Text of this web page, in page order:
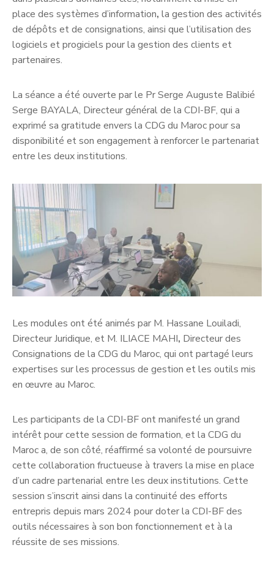
place des systèmes d’information, la gestion des activités
de dépôts et de consignations, ainsi que l’utilisation des
logiciels et progiciels pour la gestion des clients et
partenaires.
La séance a été ouverte par le Pr Serge Auguste Balibié
Serge BAYALA, Directeur général de la CDI-BF, qui a
exprimé sa gratitude envers la CDG du Maroc pour sa
disponibilité et son engagement à renforcer le partenariat
entre les deux institutions.
Les modules ont été animés par M. Hassane Louiladi,
Directeur Juridique, et M. ILIACE MAHI, Directeur des
Consignations de la CDG du Maroc, qui ont partagé leurs
expertises sur les processus de gestion et les outils mis
en œuvre au Maroc.
Les participants de la CDI-BF ont manifesté un grand
intérêt pour cette session de formation, et la CDG du
Maroc a, de son côté, réaffirmé sa volonté de poursuivre
cette collaboration fructueuse à travers la mise en place
d’un cadre partenarial entre les deux institutions. Cette
session s’inscrit ainsi dans la continuité des efforts
entrepris depuis mars 2024 pour doter la CDI-BF des
outils nécessaires à son bon fonctionnement et à la
réussite de ses missions.